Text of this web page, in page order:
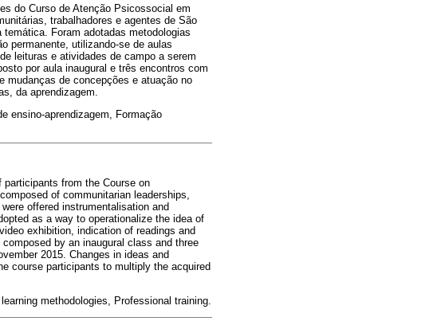
do Curso de Atenção Psicossocial em
trabalhadores e agentes de São
Foram adotadas metodologias
permanente, utilizando-se de aulas
leituras e atividades de campo a serem
por aula inaugural e três encontros com
mudanças de concepções e atuação no
da aprendizagem.
ensino-aprendizagem, Formação
from the Course on
of communitarian leaderships,
offered instrumentalisation and
as a way to operationalize the idea of
exhibition, indication of readings and
by an inaugural class and three
2015. Changes in ideas and
course participants to multiply the acquired
methodologies, Professional training.